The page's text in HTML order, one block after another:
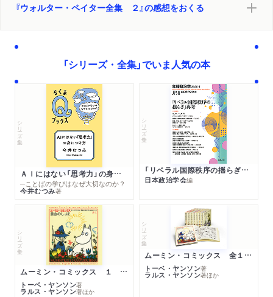
『ウォルター・ペイター全集 ２』の感想をおくる
「シリーズ・全集」でいま人気の本
シリーズ・全集
ＡＩにはない「思考力」の身につけ方
─ことばの学びはなぜ大切なのか？
今井むつみ著
シリーズ・全集
「リベラル国際秩序の揺らぎ」再考 年報政治学２０２６‐Ⅰ
日本政治学会編
シリーズ・全集
ムーミン・コミックス １ 黄金のしっぽ
トーベ・ヤンソン著
ラルス・ヤンソン著ほか
シリーズ・全集
ムーミン・コミックス 全１４巻セット
トーベ・ヤンソン著
ラルス・ヤンソン著ほか